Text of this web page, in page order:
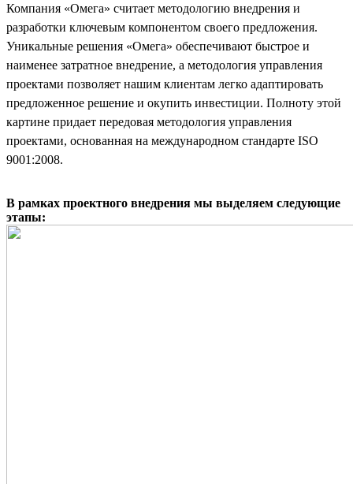
Компания «Омега» считает методологию внедрения и
разработки ключевым компонентом своего предложения.
Уникальные решения «Омега» обеспечивают быстрое и
наименее затратное внедрение, а методология управления
проектами позволяет нашим клиентам легко адаптировать
предложенное решение и окупить инвестиции. Полноту этой
картине придает передовая методология управления
проектами, основанная на международном стандарте ISO
9001:2008.
В рамках проектного внедрения мы выделяем следующие
этапы: